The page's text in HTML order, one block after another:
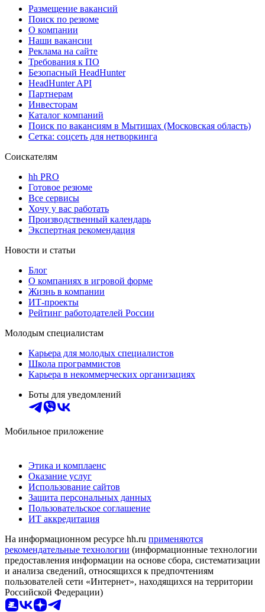
Размещение вакансий
Поиск по резюме
О компании
Наши вакансии
Реклама на сайте
Требования к ПО
Безопасный HeadHunter
HeadHunter API
Партнерам
Инвесторам
Каталог компаний
Поиск по вакансиям в Мытищах (Московская область)
Сетка: соцсеть для нетворкинга
Соискателям
hh PRO
Готовое резюме
Все сервисы
Хочу у вас работать
Производственный календарь
Экспертная рекомендация
Новости и статьи
Блог
О компаниях в игровой форме
Жизнь в компании
ИТ-проекты
Рейтинг работодателей России
Молодым специалистам
Карьера для молодых специалистов
Школа программистов
Карьера в некоммерческих организациях
Боты для уведомлений
Мобильное приложение
Этика и комплаенс
Оказание услуг
Использование сайтов
Защита персональных данных
Пользовательское соглашение
ИТ аккредитация
На информационном ресурсе hh.ru применяются
рекомендательные технологии (информационные технологии
предоставления информации на основе сбора, систематизации
и анализа сведений, относящихся к предпочтениям
пользователей сети «Интернет», находящихся на территории
Российской Федерации)